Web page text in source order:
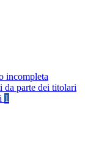
incompleta
da parte dei titolari
1